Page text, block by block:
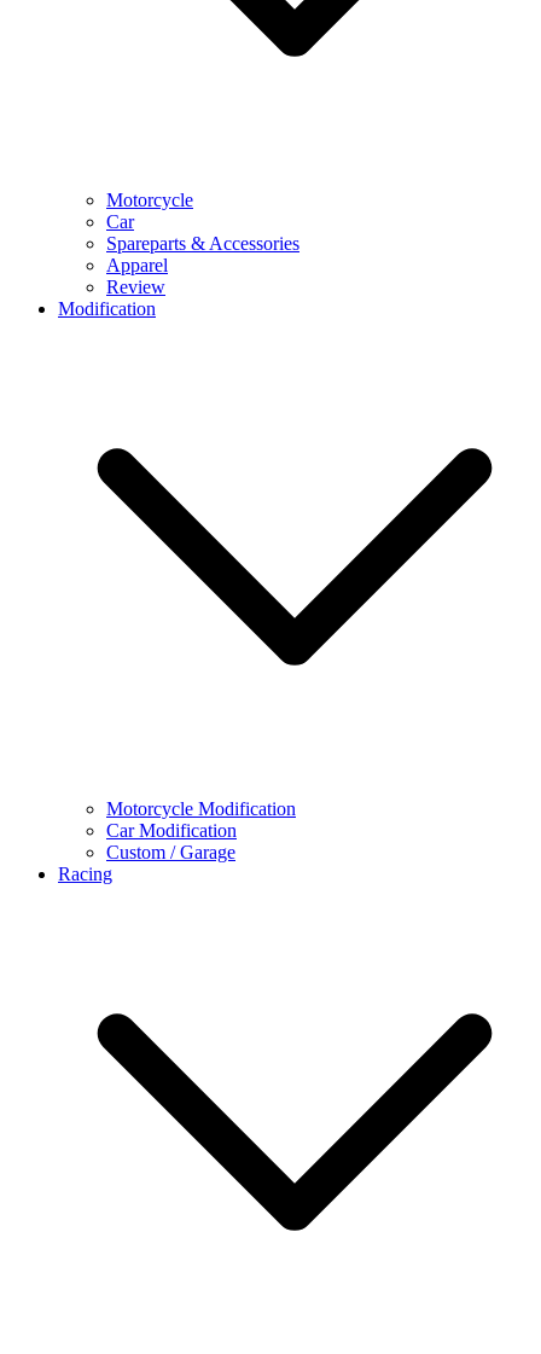
Motorcycle
Car
Spareparts & Accessories
Apparel
Review
Modification
Motorcycle Modification
Car Modification
Custom / Garage
Racing